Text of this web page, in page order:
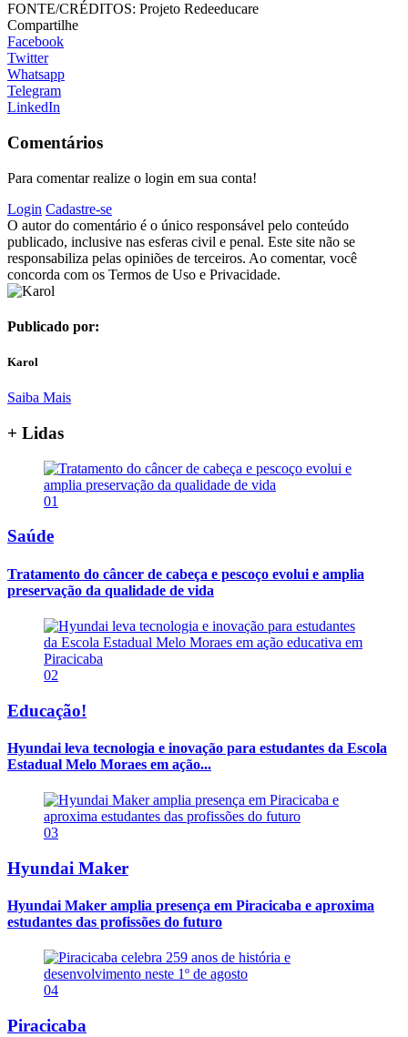
FONTE/CRÉDITOS: Projeto Redeeducare
Compartilhe
Facebook
Twitter
Whatsapp
Telegram
LinkedIn
Comentários
Para comentar realize o login em sua conta!
Login Cadastre-se
O autor do comentário é o único responsável pelo conteúdo
publicado, inclusive nas esferas civil e penal. Este site não se
responsabiliza pelas opiniões de terceiros. Ao comentar, você
concorda com os Termos de Uso e Privacidade.
Publicado por:
Karol
Saiba Mais
+ Lidas
01
Saúde
Tratamento do câncer de cabeça e pescoço evolui e amplia
preservação da qualidade de vida
02
Educação!
Hyundai leva tecnologia e inovação para estudantes da Escola
Estadual Melo Moraes em ação...
03
Hyundai Maker
Hyundai Maker amplia presença em Piracicaba e aproxima
estudantes das profissões do futuro
04
Piracicaba